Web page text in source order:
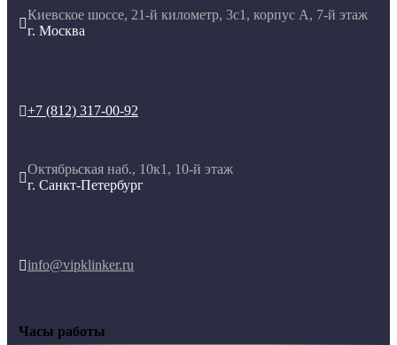

Киевское шоссе, 21-й километр, 3с1, корпус А, 7-й этаж
г. Москва
+7 (812) 317-00-92

Октябрьская наб., 10к1, 10-й этаж
г. Санкт-Петербург
info@vipklinker.ru
Часы работы